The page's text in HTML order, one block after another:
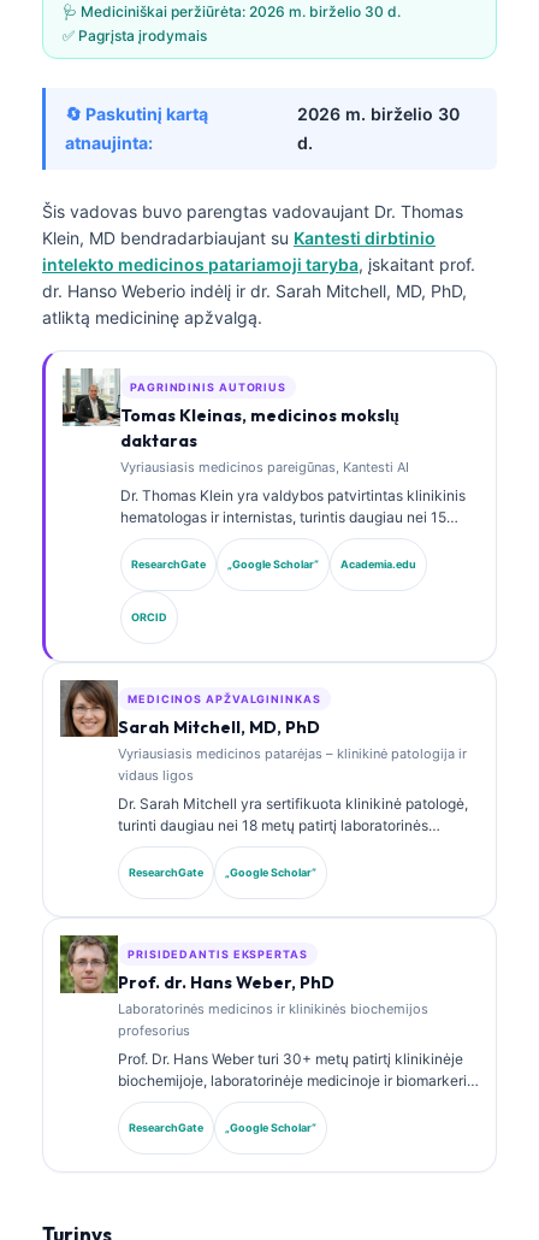
🩺 Mediciniškai peržiūrėta: 2026 m. birželio 30 d.
✅ Pagrįsta įrodymais
🔄 Paskutinį kartą
atnaujinta:
2026 m. birželio 30
d.
Šis vadovas buvo parengtas vadovaujant Dr. Thomas
Klein, MD bendradarbiaujant su Kantesti dirbtinio
intelekto medicinos patariamoji taryba, įskaitant prof.
dr. Hanso Weberio indėlį ir dr. Sarah Mitchell, MD, PhD,
atliktą medicininę apžvalgą.
PAGRINDINIS AUTORIUS
Tomas Kleinas, medicinos mokslų
daktaras
Vyriausiasis medicinos pareigūnas, Kantesti AI
Dr. Thomas Klein yra valdybos patvirtintas klinikinis
hematologas ir internistas, turintis daugiau nei 15
metų patirtį laboratorinės medicinos ir AI pagalba
atliekamos klinikinės analizės srityse. Būdamas
Kantesti AI vyriausiuoju medicinos pareigūnu, jis
užtikrina klinikinę nuosavo neuroninio tinklo
medicininio tikslumo priežiūrą. Dr. Klein yra plačiai
publikavęs biomarkerių interpretavimo ir
laboratorinės diagnostikos laboratorinės medicinos
ResearchGate „Google Scholar“ Academia.edu
ORCID
MEDICINOS APŽVALGININKAS
Sarah Mitchell, MD, PhD
Vyriausiasis medicinos patarėjas – klinikinė patologija ir
vidaus ligos
Dr. Sarah Mitchell yra sertifikuota klinikinė patologė,
turinti daugiau nei 18 metų patirtį laboratorinės
medicinos ir diagnostinės analizės srityje. Ji turi
klinikinės chemijos specializacijos sertifikatus ir
plačiai publikavo biomarkerių panelių bei
ResearchGate „Google Scholar“
PRISIDEDANTIS EKSPERTAS
Prof. dr. Hans Weber, PhD
Laboratorinės medicinos ir klinikinės biochemijos
profesorius
Prof. Dr. Hans Weber turi 30+ metų patirtį klinikinėje
biochemijoje, laboratorinėje medicinoje ir biomarkerių
tyrimuose. Buvęs Vokietijos klinikinės chemijos
draugijos prezidentas, jis specializuojasi diagnostinių
panelių analizėje, biomarkerių standartizavime ir AI
ResearchGate „Google Scholar“
Turinys